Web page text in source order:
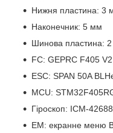
Нижня пластина: 3
Наконечник: 5 мм
Шинова пластина:
FC: GEPRC F405 V2
ESC: SPAN 50A
MCU:
Гіроскоп: ICM-
ЕМ: екранне меню